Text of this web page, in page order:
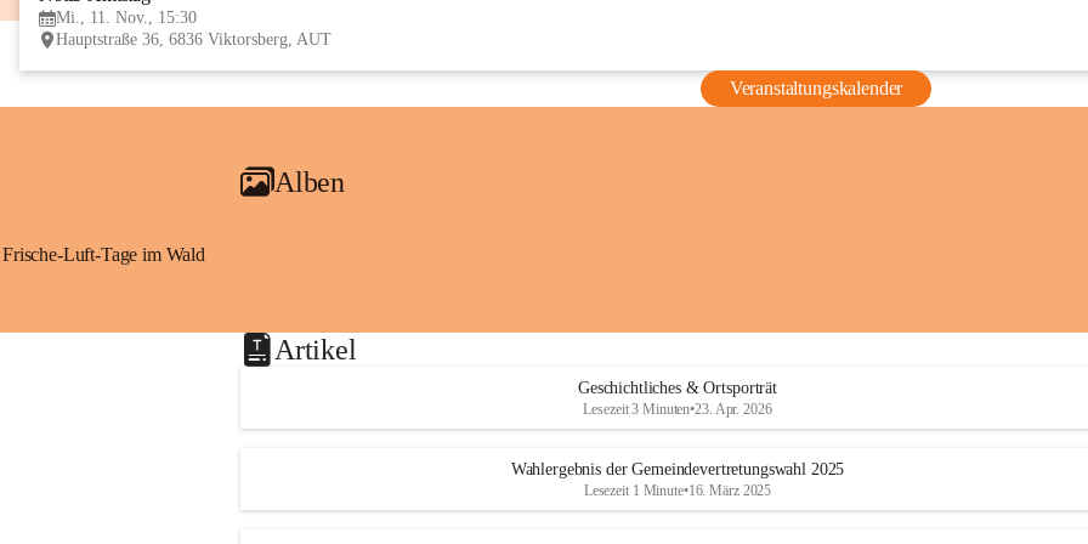
Mi., 11. Nov., 15:30
Hauptstraße 36, 6836 Viktorsberg, AUT
Veranstaltungskalender
Alben
Frische-Luft-Tage im Wald
Artikel
Geschichtliches & Ortsporträt
Lesezeit 3 Minuten•23. Apr. 2026
Wahlergebnis der Gemeindevertretungswahl 2025
Lesezeit 1 Minute•16. März 2025